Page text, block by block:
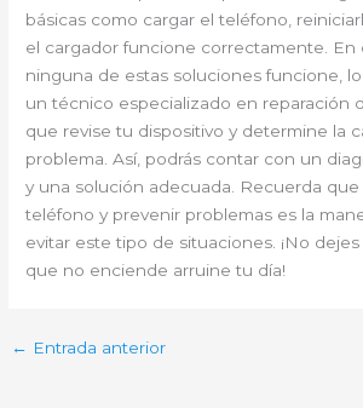
básicas como cargar el teléfono,
el cargador funcione correctamente. En
ninguna de estas soluciones funcione,
un técnico especializado en reparación
que revise tu dispositivo y determine la
problema. Así, podrás contar con un
y una solución adecuada. Recuerda
teléfono y prevenir problemas es la
evitar este tipo de situaciones. ¡No
que no enciende arruine tu día!
← Entrada anterior